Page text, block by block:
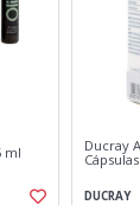
ml
Ducray
DUCRAY